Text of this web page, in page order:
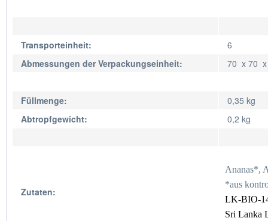
Transporteinheit:
6
Abmessungen der Verpackungseinheit:
70 x 70
Füllmenge:
0,35 kg
Abtropfgewicht:
0,2 kg
Zutaten:
Ananas*,
*aus
LK-BIO-
Sri Lanka